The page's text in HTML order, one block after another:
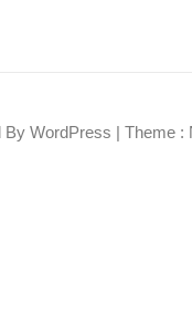
By WordPress | Theme :